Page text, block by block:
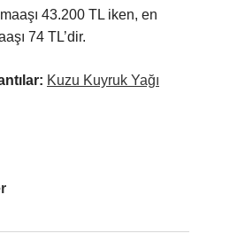
43.200 TL iken, en
74 TL’dir.
Kuzu Kuyruk Yağı